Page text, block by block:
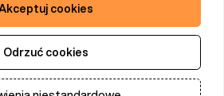
cookies
Odrzuć cookies